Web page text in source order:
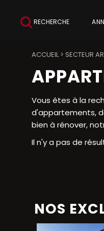
RECHERCHE
ACCUEIL> SECTEUR
Vous êtes à la
d'appartements,
bien à rénover,
Il n'y a pas de
NOS